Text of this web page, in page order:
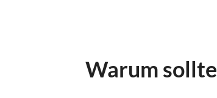
Warum